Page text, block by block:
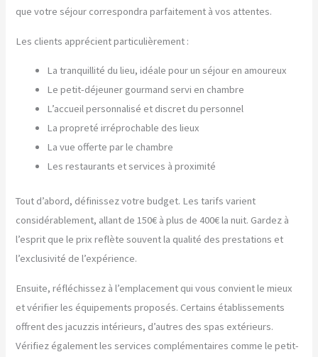
que votre séjour correspondra parfaitement à vos attentes.
Les clients apprécient particulièrement :
La tranquillité du lieu, idéale pour un séjour en amoureux
Le petit-déjeuner gourmand servi en chambre
L’accueil personnalisé et discret du personnel
La propreté irréprochable des lieux
La vue offerte par le chambre
Les restaurants et services à proximité
Tout d’abord, définissez votre budget. Les tarifs varient
considérablement, allant de 150€ à plus de 400€ la nuit. Gardez à
l’esprit que le prix reflète souvent la qualité des prestations et
l’exclusivité de l’expérience.
Ensuite, réfléchissez à l’emplacement qui vous convient le mieux
et vérifier les équipements proposés. Certains établissements
offrent des jacuzzis intérieurs, d’autres des spas extérieurs.
Vérifiez également les services complémentaires comme le petit-